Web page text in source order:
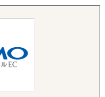
目線で見出し、海外に発
「英語が話せる」だけで
です。
直し、届けたいオーディ